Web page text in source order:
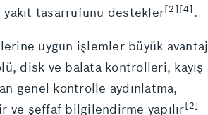
yakıt tasarrufunu destekler[2][4] .
uygun işlemler büyük avantaj
disk ve balata kontrolleri, kayış
genel kontrolle aydınlatma,
şeffaf bilgilendirme yapılır [2]